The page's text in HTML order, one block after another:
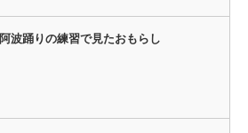
阿波踊りの練習で見たおもらし